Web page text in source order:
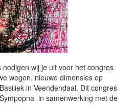
wij je uit voor het congres
wegen, nieuwe dimensies op
in Veendendaal. Dit congres
in samenwerking met de